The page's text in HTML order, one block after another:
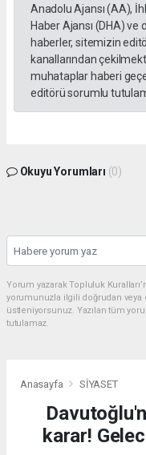
Anadolu Ajansı (AA),
Haber Ajansı (DHA)
haberler, sitemizin
kanallarından
muhataplar haberi
editörü sorumlu
Okuyu Yorumları (0)
Yorum yazarak Topluluk
yorumunuzla ilgili doğrudan veya
üstleniyorsunuz. Yazılan tüm
tutulamaz.
Anasayfa SİYASET
karar!